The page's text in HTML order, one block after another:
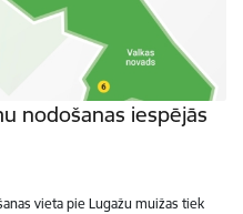
nodošanas iespējās
vieta pie Lugažu muižas tiek